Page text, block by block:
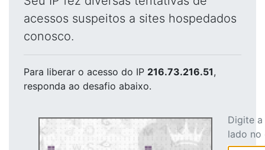
acessos suspeitos a sites hospedados
conosco.
Para liberar o acesso do IP 216.73.216.51,
responda ao desafio abaixo.
Digite
lado no